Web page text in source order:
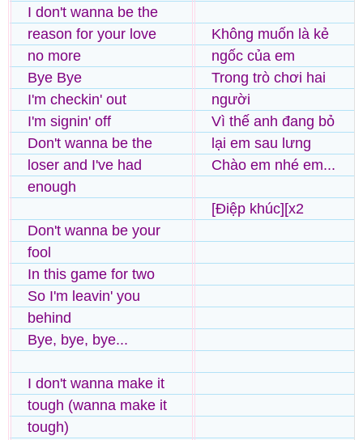
I don't wanna be the
reason for your love
no more
Bye Bye
I'm checkin' out
I'm signin' off
Don't wanna be the
loser and I've had
enough
Don't wanna be your
fool
In this game for two
So I'm leavin' you
behind
Bye, bye, bye...
I don't wanna make it
tough (wanna make it
tough)
Không muốn là kẻ
ngốc của em
Trong trò chơi hai
người
Vì thế anh đang bỏ
lại em sau lưng
Chào em nhé em...
[Điệp khúc][x2